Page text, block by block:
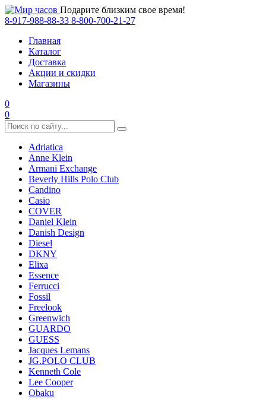
Подарите близким свое время!
8-917-988-88-33 8-800-700-21-27
Главная
Каталог
Доставка
Акции и скидки
Магазины
0
0
Adriatica
Anne Klein
Armani Exchange
Beverly Hills Polo Club
Candino
Casio
COVER
Daniel Klein
Danish Design
Diesel
DKNY
Elixa
Essence
Ferrucci
Fossil
Freelook
Greenwich
GUARDO
GUESS
Jacques Lemans
JG.POLO CLUB
Kenneth Cole
Lee Cooper
Obaku